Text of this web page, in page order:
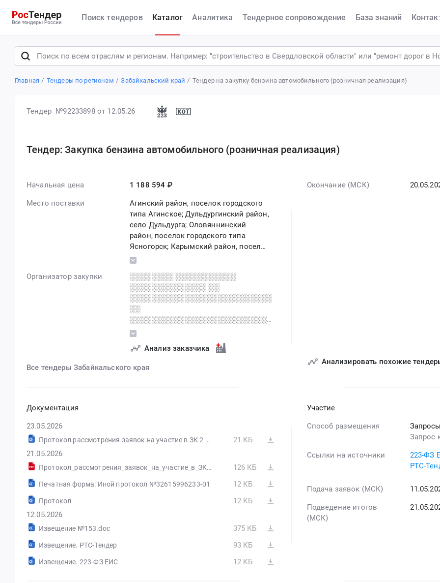
Поиск тендеров Каталог Аналитика Тендерное сопровождение База знаний
Главная Тендеры по регионам Забайкальский край Тендер на закупку бензина автомобильного (розничная реализация)
Тендер №92233898от 12.05.26
Тендер: Закупка бензина автомобильного (розничная реализация)
Начальная цена 1 188 594 ₽
Место поставки
Агинский район, поселок городского
типа Агинское; Дульдургинский район,
село Дульдурга; Оловяннинский
район, поселок городского типа
Ясногорск; Карымский район, поселок
городского типа Карымское
Организатор закупки
░░░░░░░░ ░░░░░░░░░░░
░░░░░░░░░░░░░░ ░░
░░░░░░░░░░░░░░░░░░░░░░░░░░
░░
░░░░░░░░░░░░░░░░░░░░░░░░░░
░░░░░░░░░
Анализ заказчика
Все тендеры Забайкальского края
Окончание (МСК)
Анализировать похожие
Документация
23.05.2026
Протокол рассмотрения заявок на участие в ЗК 2 или более рассматривается 1 или более допущено (системный) (76).docx
21 КБ
21.05.2026
Протокол_рассмотрения_заявок_на_участие_в_ЗК_2_или_более_рассматривается_1_или_более_допущено_(системный) (76).docx_с_данными_эл.подписей.pdf 126 КБ
Печатная форма: Иной протокол №32615996233-01 12 КБ
Протокол
12 КБ
12.05.2026
Извещение №153.doc 375 КБ
Извещение. РТС-Тендер 93 КБ
Извещение. 223-ФЗ ЕИС 12 КБ
Участие
Способ размещения
Запрос
Ссылки на источники 223-ФЗ
РТС-
Подача заявок (МСК)
Подведение итогов
(МСК)